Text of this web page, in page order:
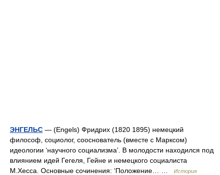
ЭНГЕЛЬС — (Engels) Фридрих (1820 1895) немецкий
философ, социолог, сооснователь (вместе с Марксом)
идеологии ‘научного социализма’. В молодости находился под
влиянием идей Гегеля, Гейне и немецкого социалиста
М.Хесса. Основные сочинения: ‘Положение… …
История